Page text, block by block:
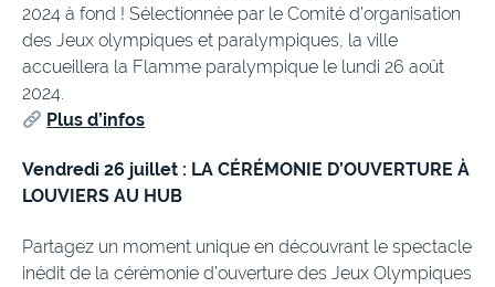
2024 à fond ! Sélectionnée par le Comité d’organisation
des Jeux olympiques et paralympiques, la ville
accueillera la Flamme paralympique le lundi 26 août
2024.
Plus d’infos
Vendredi 26 juillet : LA CÉRÉMONIE D’OUVERTURE À
LOUVIERS AU HUB
Partagez un moment unique en découvrant le spectacle
inédit de la cérémonie d’ouverture des Jeux Olympiques